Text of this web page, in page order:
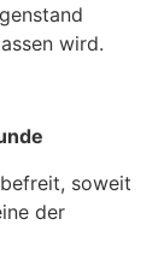
wird.
soweit
der